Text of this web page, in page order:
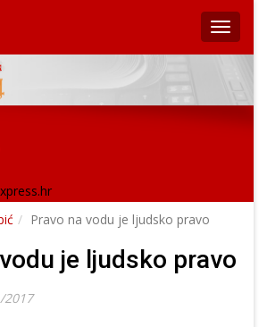
Pravo na vodu je ljudsko pravo
je ljudsko pravo
2017